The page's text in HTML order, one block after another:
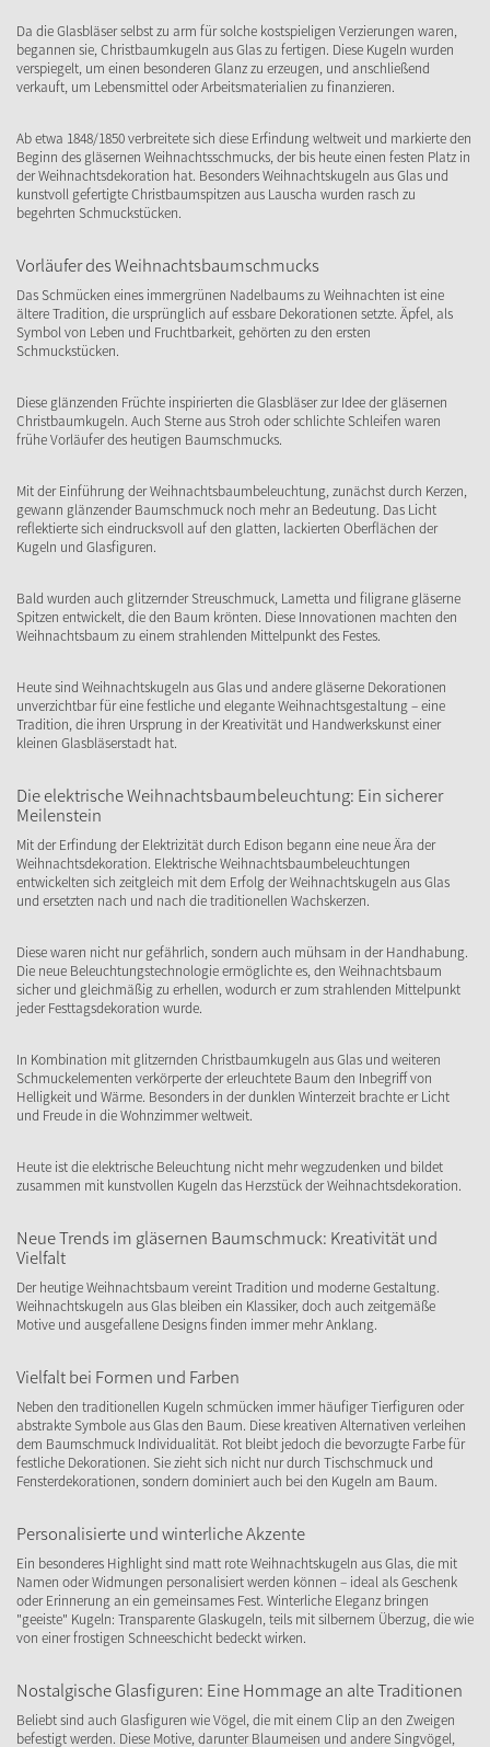
Da die Glasbläser selbst zu arm für solche kostspieligen Verzierungen waren,
begannen sie, Christbaumkugeln aus Glas zu fertigen. Diese Kugeln wurden
verspiegelt, um einen besonderen Glanz zu erzeugen, und anschließend
verkauft, um Lebensmittel oder Arbeitsmaterialien zu finanzieren.
Ab etwa 1848/1850 verbreitete sich diese Erfindung weltweit und markierte den
Beginn des gläsernen Weihnachtsschmucks, der bis heute einen festen Platz in
der Weihnachtsdekoration hat. Besonders Weihnachtskugeln aus Glas und
kunstvoll gefertigte Christbaumspitzen aus Lauscha wurden rasch zu
begehrten Schmuckstücken.
Vorläufer des Weihnachtsbaumschmucks
Das Schmücken eines immergrünen Nadelbaums zu Weihnachten ist eine
ältere Tradition, die ursprünglich auf essbare Dekorationen setzte. Äpfel, als
Symbol von Leben und Fruchtbarkeit, gehörten zu den ersten
Schmuckstücken.
Diese glänzenden Früchte inspirierten die Glasbläser zur Idee der gläsernen
Christbaumkugeln. Auch Sterne aus Stroh oder schlichte Schleifen waren
frühe Vorläufer des heutigen Baumschmucks.
Mit der Einführung der Weihnachtsbaumbeleuchtung, zunächst durch Kerzen,
gewann glänzender Baumschmuck noch mehr an Bedeutung. Das Licht
reflektierte sich eindrucksvoll auf den glatten, lackierten Oberflächen der
Kugeln und Glasfiguren.
Bald wurden auch glitzernder Streuschmuck, Lametta und filigrane gläserne
Spitzen entwickelt, die den Baum krönten. Diese Innovationen machten den
Weihnachtsbaum zu einem strahlenden Mittelpunkt des Festes.
Heute sind Weihnachtskugeln aus Glas und andere gläserne Dekorationen
unverzichtbar für eine festliche und elegante Weihnachtsgestaltung – eine
Tradition, die ihren Ursprung in der Kreativität und Handwerkskunst einer
kleinen Glasbläserstadt hat.
Die elektrische Weihnachtsbaumbeleuchtung: Ein sicherer
Meilenstein
Mit der Erfindung der Elektrizität durch Edison begann eine neue Ära der
Weihnachtsdekoration. Elektrische Weihnachtsbaumbeleuchtungen
entwickelten sich zeitgleich mit dem Erfolg der Weihnachtskugeln aus Glas
und ersetzten nach und nach die traditionellen Wachskerzen.
Diese waren nicht nur gefährlich, sondern auch mühsam in der Handhabung.
Die neue Beleuchtungstechnologie ermöglichte es, den Weihnachtsbaum
sicher und gleichmäßig zu erhellen, wodurch er zum strahlenden Mittelpunkt
jeder Festtagsdekoration wurde.
In Kombination mit glitzernden Christbaumkugeln aus Glas und weiteren
Schmuckelementen verkörperte der erleuchtete Baum den Inbegriff von
Helligkeit und Wärme. Besonders in der dunklen Winterzeit brachte er Licht
und Freude in die Wohnzimmer weltweit.
Heute ist die elektrische Beleuchtung nicht mehr wegzudenken und bildet
zusammen mit kunstvollen Kugeln das Herzstück der Weihnachtsdekoration.
Neue Trends im gläsernen Baumschmuck: Kreativität und
Vielfalt
Der heutige Weihnachtsbaum vereint Tradition und moderne Gestaltung.
Weihnachtskugeln aus Glas bleiben ein Klassiker, doch auch zeitgemäße
Motive und ausgefallene Designs finden immer mehr Anklang.
Vielfalt bei Formen und Farben
Neben den traditionellen Kugeln schmücken immer häufiger Tierfiguren oder
abstrakte Symbole aus Glas den Baum. Diese kreativen Alternativen verleihen
dem Baumschmuck Individualität. Rot bleibt jedoch die bevorzugte Farbe für
festliche Dekorationen. Sie zieht sich nicht nur durch Tischschmuck und
Fensterdekorationen, sondern dominiert auch bei den Kugeln am Baum.
Personalisierte und winterliche Akzente
Ein besonderes Highlight sind matt rote Weihnachtskugeln aus Glas, die mit
Namen oder Widmungen personalisiert werden können – ideal als Geschenk
oder Erinnerung an ein gemeinsames Fest. Winterliche Eleganz bringen
"geeiste" Kugeln: Transparente Glaskugeln, teils mit silbernem Überzug, die wie
von einer frostigen Schneeschicht bedeckt wirken.
Nostalgische Glasfiguren: Eine Hommage an alte Traditionen
Beliebt sind auch Glasfiguren wie Vögel, die mit einem Clip an den Zweigen
befestigt werden. Diese Motive, darunter Blaumeisen und andere Singvögel,